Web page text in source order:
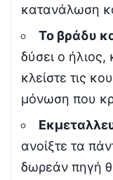
κατανάλωση
Το βράδυ
δύσει ο ήλιος,
κλείστε τις
μόνωση που
ανοίξτε τα
δωρεάν πηγή